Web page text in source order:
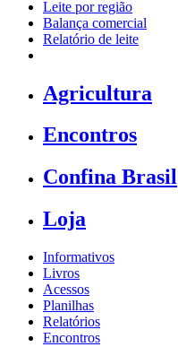
Leite por região
Balança comercial
Relatório de leite
Agricultura
Encontros
Confina Brasil
Loja
Informativos
Livros
Acessos
Planilhas
Relatórios
Encontros